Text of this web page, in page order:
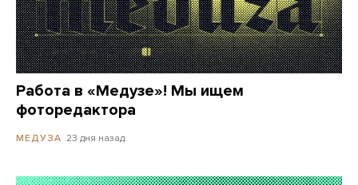
Работа в «Медузе»! Мы ищем
фоторедактора
МЕДУЗА 23 дня назад